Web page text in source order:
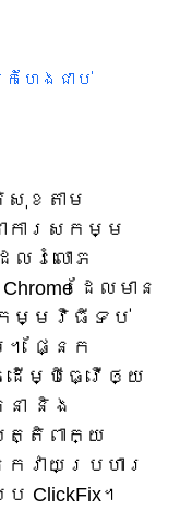
កំហែងជាប់
ខតាម
ការសកម្ម
ែលរំលោភ
ដែលមាន
កម្មវិធីទប់
ផ្នែក
ដើម្បីធ្វើឲ្យ
ា និង
ត្តិពាក្យ
វាយប្រហារ
។